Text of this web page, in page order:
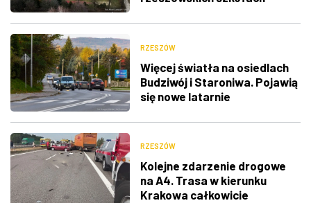
RZESZÓW
Więcej światła na osiedlach
Budziwój i Staroniwa. Pojawią
się nowe latarnie
RZESZÓW
Kolejne zdarzenie drogowe
na A4. Trasa w kierunku
Krakowa całkowicie